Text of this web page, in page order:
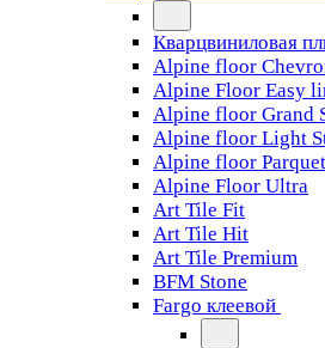
Кварцвиниловая
Alpine floor
Alpine Floor Easy
Alpine floor Grand
Alpine floor Light
Alpine floor
Alpine Floor Ultra
Art Tile Fit
Art Tile Hit
Art Tile Premium
BFM Stone
Fargo клеевой